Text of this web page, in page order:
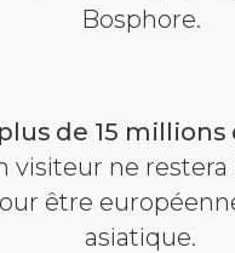
Bosphore.
de 15
visiteur ne
être
asiatique.